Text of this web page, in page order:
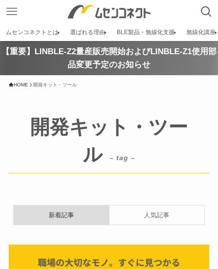
ムセンコネクトとは 選ばれる理由 BLE製品・無線化支援 無線化講座
【重要】LINBLE-Z2量産販売開始およびLINBLE-Z1使用部
品変更予定のお知らせ
HOME 開発キット・ツール
開発キット・ツー
ル
– tag –
新着記事 人気記事